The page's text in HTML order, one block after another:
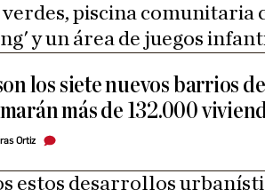
verdes, piscina comunitaria
y un área de juegos
los siete nuevos barrios
más de 132.000
Ortiz
estos desarrollos